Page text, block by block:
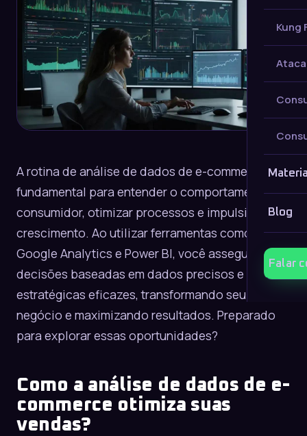
Kung
Blog
Falar
A rotina de análise de dados de e-commerce é
fundamental para entender o comportamento do
consumidor, otimizar processos e impulsionar o
crescimento. Ao utilizar ferramentas como
Google Analytics e Power BI, você assegura
decisões baseadas em dados precisos e ações
estratégicas eficazes, transformando seu
negócio e maximizando resultados. Preparado
para explorar essas oportunidades?
Como a análise de dados de e-
commerce otimiza suas
vendas?